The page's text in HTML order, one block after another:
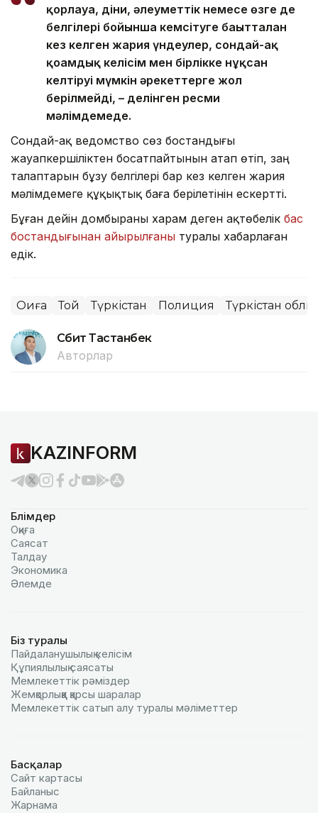
қорлауға, діни, әлеуметтік немесе өзге де
белгілері бойынша кемсітуге бағытталған
кез келген жария үндеулер, сондай-ақ
қоғамдық келісім мен бірлікке нұқсан
келтіруі мүмкін әрекеттерге жол
берілмейді, – делінген ресми
мәлімдемеде.
Сондай-ақ ведомство сөз бостандығы
жауапкершіліктен босатпайтынын атап өтіп, заң
талаптарын бұзу белгілері бар кез келген жария
мәлімдемеге құқықтық баға берілетінін ескертті.
Бұған дейін домбыраны харам деген ақтөбелік бас
бостандығынан айырылғаны туралы хабарлаған
едік.
Оқиға Той Түркістан Полиция Түркістан
Сәбит Тастанбек
Авторлар
KAZINFORM
Бөлімдер
Оқиға
Саясат
Талдау
Экономика
Әлемде
Біз туралы
Пайдаланушылық келiciм
Құпиялылық саясаты
Мемлекеттік рәміздер
Жемқорлыққа қарсы шаралар
Мемлекеттік сатып алу туралы мәлiметтер
Басқалар
Сайт картасы
Байланыс
Жарнама